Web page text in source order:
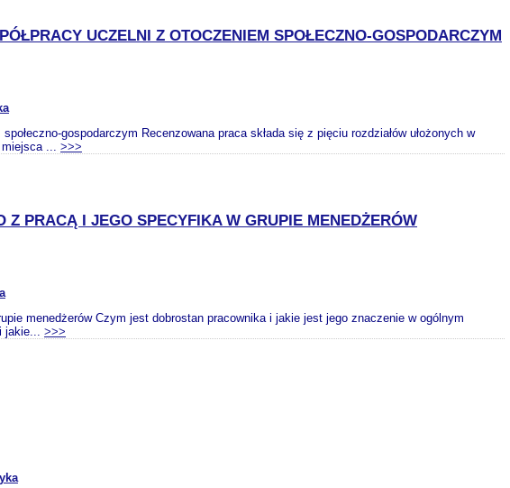
UCZELNI Z OTOCZENIEM SPOŁECZNO-GOSPODARCZYM
gospodarczym Recenzowana praca składa się z pięciu rozdziałów ułożonych w
... >>>
PRACĄ I JEGO SPECYFIKA W GRUPIE MENEDŻERÓW
menedżerów Czym jest dobrostan pracownika i jakie jest jego znaczenie w ogólnym
jakie... >>>